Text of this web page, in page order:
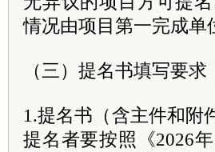
情况由项目第一完成单
（三）提名书填写要求
1.提名书（含主件和附
提名者要按照《2026